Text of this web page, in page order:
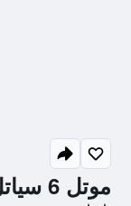
موتل 6 سياتل، واشنطن - أيربورت